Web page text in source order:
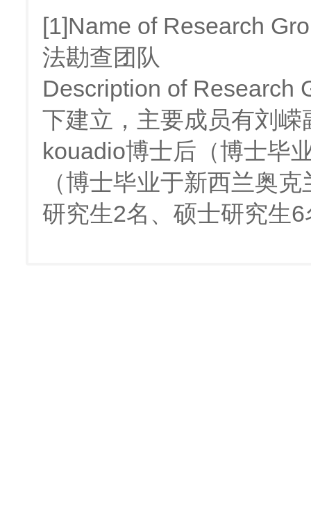
[1]Name of Research
法勘查团队
Description of Research
下建立，主要成员有刘
kouadio博士后（博士毕
（博士毕业于新西兰奥
研究生2名、硕士研究生6